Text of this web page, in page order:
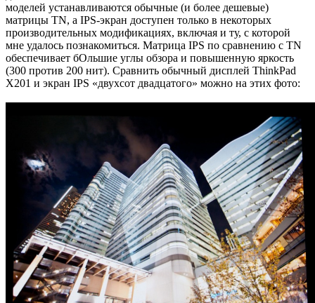
моделей устанавливаются обычные (и более дешевые)
матрицы TN, а IPS-экран доступен только в некоторых
производительных модификациях, включая и ту, с которой
мне удалось познакомиться. Матрица IPS по сравнению с TN
обеспечивает бОльшие углы обзора и повышенную яркость
(300 против 200 нит). Сравнить обычный дисплей ThinkPad
X201 и экран IPS «двухсот двадцатого» можно на этих фото: